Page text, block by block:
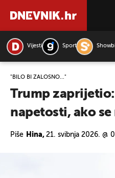
Vijesti Sport
"BILO BI ŽALOSNO..."
Trump
napetosti, ako
Piše Hina, 21. svibnja 2026. @
PRETRAŽITE VIJESTI